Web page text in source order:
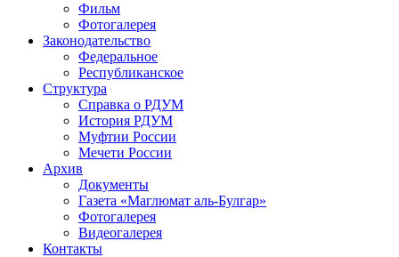
Фильм
Фотогалерея
Законодательство
Федеральное
Республиканское
Структура
Справка о РДУМ
История РДУМ
Муфтии России
Мечети России
Архив
Документы
Газета «Маглюмат аль-Булгар»
Фотогалерея
Видеогалерея
Контакты